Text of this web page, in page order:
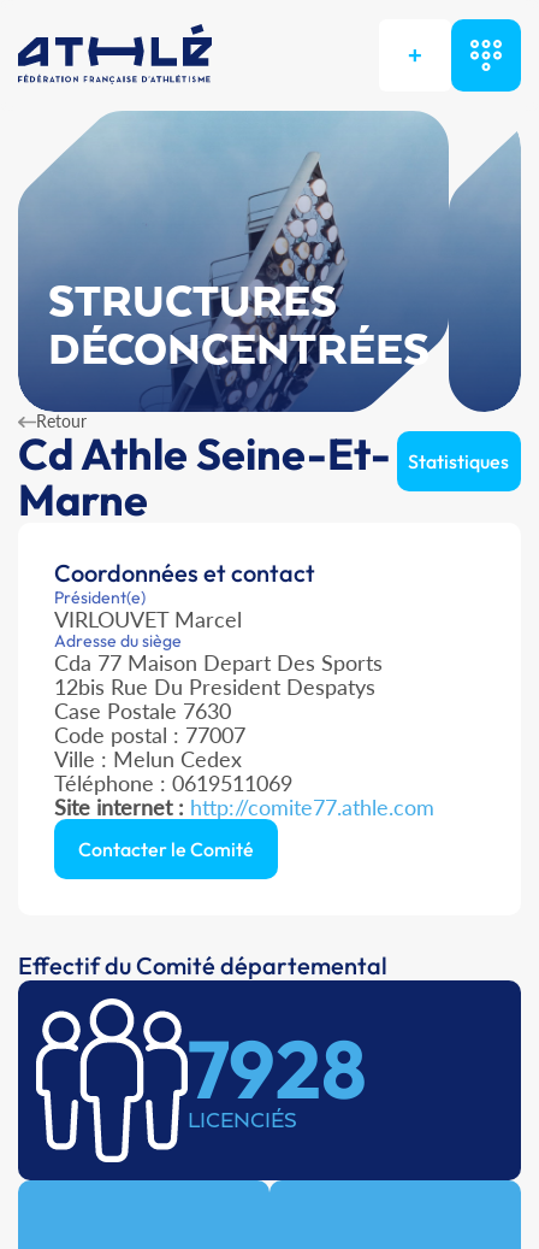
+
STRUCTURES
DÉCONCENTRÉES
Retour
Cd Athle Seine-Et-
Marne
Statistiques
Coordonnées et contact
Président(e)
VIRLOUVET Marcel
Adresse du siège
Cda 77 Maison Depart Des Sports
12bis Rue Du President Despatys
Case Postale 7630
Code postal : 77007
Ville : Melun Cedex
Téléphone : 0619511069
Site internet : http://comite77.athle.com
Contacter le Comité
Effectif du Comité départemental
7928
LICENCIÉS